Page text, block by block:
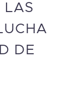
LAS
DE